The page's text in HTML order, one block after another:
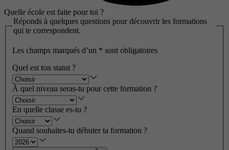
Quelle école est faite pour toi ?
Réponds à quelques questions pour découvrir les formations
qui te correspondent.
Les champs marqués d’un * sont obligatoires
Quel est ton statut ?
À quel niveau seras-tu pour cette formation ?
En quelle classe es-tu ?
Quand souhaites-tu débuter ta formation ?